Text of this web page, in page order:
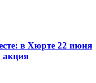
в Хюрте 22 июня
акция